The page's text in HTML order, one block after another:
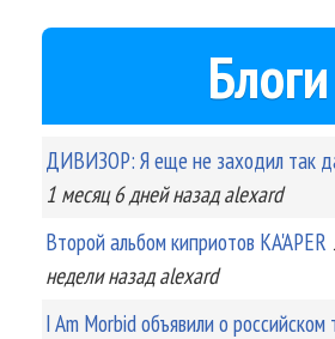
Блоги
ДИВИЗОР: Я еще не заходил так
1 месяц 6 днейназад alexard
Второй альбом киприотов KA'APER
неделиназад alexard
I Am Morbid объявили о российском